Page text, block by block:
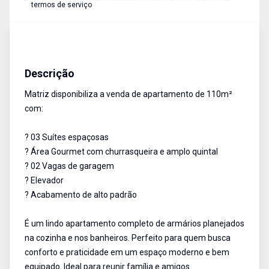
termos de serviço
Descrição
Matriz disponibiliza a venda de apartamento de 110m²
com:
? 03 Suítes espaçosas
? Área Gourmet com churrasqueira e amplo quintal
? 02 Vagas de garagem
? Elevador
? Acabamento de alto padrão
É um lindo apartamento completo de armários planejados
na cozinha e nos banheiros. Perfeito para quem busca
conforto e praticidade em um espaço moderno e bem
equipado. Ideal para reunir família e amigos